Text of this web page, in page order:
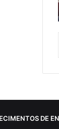
DE